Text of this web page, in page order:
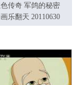
传奇 军鸽的秘密
乐翻天 20110630